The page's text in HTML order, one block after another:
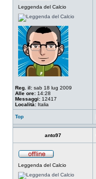
Leggenda del Calcio
Reg. il: sab 18 lug 2009
Alle ore: 14:28
Messaggi: 12417
Località: Italia
Top
anto97
Leggenda del Calcio